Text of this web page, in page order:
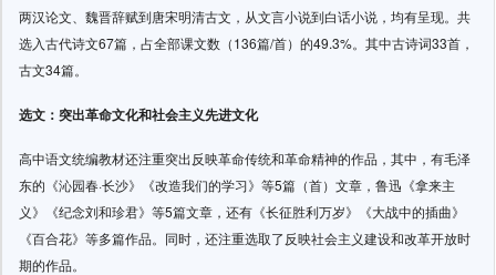
两汉论文、魏晋辞赋到唐宋明清古文，从文言小说到白话小说，均有呈现。共
选入古代诗文67篇，占全部课文数（136篇/首）的49.3%。其中古诗词33首，
古文34篇。
选文：突出革命文化和社会主义先进文化
高中语文统编教材还注重突出反映革命传统和革命精神的作品，其中，有毛泽
东的《沁园春·长沙》《改造我们的学习》等5篇（首）文章，鲁迅《拿来主
义》《纪念刘和珍君》等5篇文章，还有《长征胜利万岁》《大战中的插曲》
《百合花》等多篇作品。同时，还注重选取了反映社会主义建设和改革开放时
期的作品。